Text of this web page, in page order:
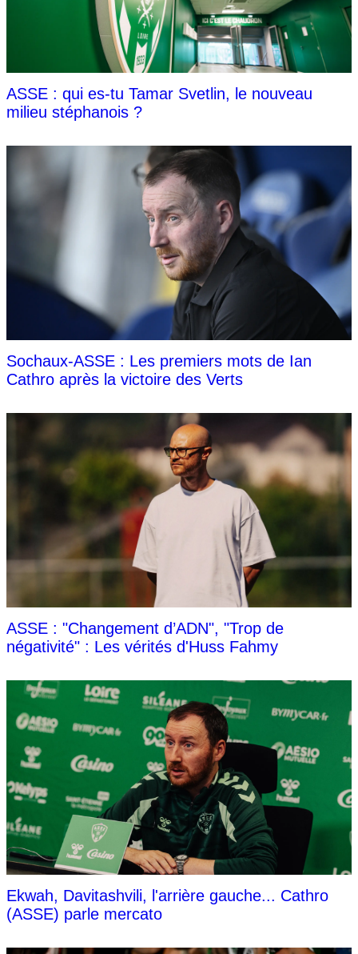
ASSE : qui es-tu Tamar Svetlin, le nouveau
milieu stéphanois ?
Sochaux-ASSE : Les premiers mots de Ian
Cathro après la victoire des Verts
ASSE : "Changement d’ADN", "Trop de
négativité" : Les vérités d'Huss Fahmy
Ekwah, Davitashvili, l'arrière gauche... Cathro
(ASSE) parle mercato